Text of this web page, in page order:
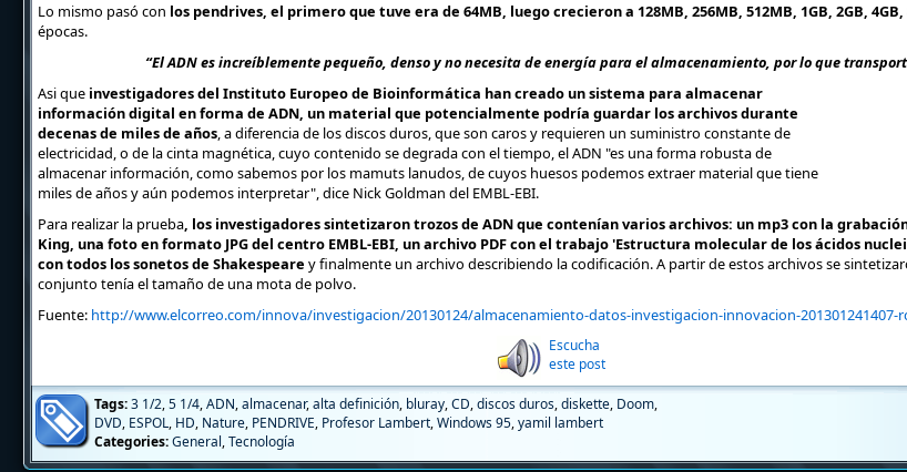
Lo mismo pasó con los pendrives, el primero que tuve era de 64MB, luego crecieron a 128MB, 256MB, 512MB, 1GB, 2GB, 4GB,
épocas.
“El ADN es increíblemente pequeño, denso y no necesita de energía para el almacenamiento, por lo que
Asi que investigadores del Instituto Europeo de Bioinformática han creado un sistema para almacenar
información digital en forma de ADN, un material que potencialmente podría guardar los archivos durante
decenas de miles de años, a diferencia de los discos duros, que son caros y requieren un suministro constante de
electricidad, o de la cinta magnética, cuyo contenido se degrada con el tiempo, el ADN "es una forma robusta de
almacenar información, como sabemos por los mamuts lanudos, de cuyos huesos podemos extraer material que tiene
miles de años y aún podemos interpretar", dice Nick Goldman del EMBL-EBI.
Para realizar la prueba, los investigadores sintetizaron trozos de ADN que contenían varios archivos: un mp3 con la
King, una foto en formato JPG del centro EMBL-EBI, un archivo PDF con el trabajo 'Estructura molecular de los ácidos
con todos los sonetos de Shakespeare y finalmente un archivo describiendo la codificación. A partir de estos archivos se
conjunto tenía el tamaño de una mota de polvo.
Fuente: http://www.elcorreo.com/innova/investigacion/20130124/almacenamiento-datos-investigacion-innovacion-201301241407-
Escucha
este post
Tags:3 1/2,5 1/4,ADN,almacenar,alta definición, bluray,CD,discos duros,diskette, Doom,
DVD, ESPOL, HD, Nature, PENDRIVE, Profesor Lambert,Windows 95,yamil lambert
Categories: General,Tecnología